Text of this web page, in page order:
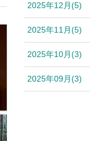
2025年12月(5)
2025年11月(5)
2025年10月(3)
2025年09月(3)